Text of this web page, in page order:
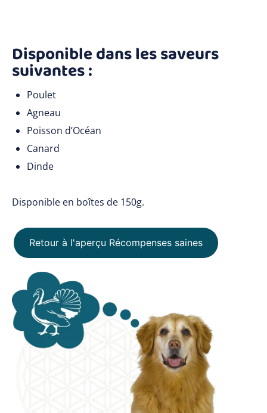
Disponible dans les saveurs
suivantes :
Poulet
Agneau
Poisson d’Océan
Canard
Dinde
Disponible en boîtes de 150g.
Retour à l'aperçu Récompenses saines